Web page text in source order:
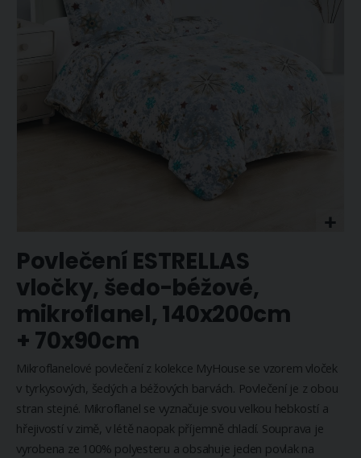
na
začátek
galerie
s
obrázky
Povlečení ESTRELLAS
vločky, šedo-béžové,
mikroflanel, 140x200cm
+ 70x90cm
Mikroflanelové povlečení z kolekce MyHouse se vzorem vloček
v tyrkysových, šedých a béžových barvách. Povlečení je z obou
stran stejné. Mikroflanel se vyznačuje svou velkou hebkostí a
hřejivostí v zimě, v létě naopak příjemně chladí. Souprava je
vyrobena ze 100% polyesteru a obsahuje jeden povlak na